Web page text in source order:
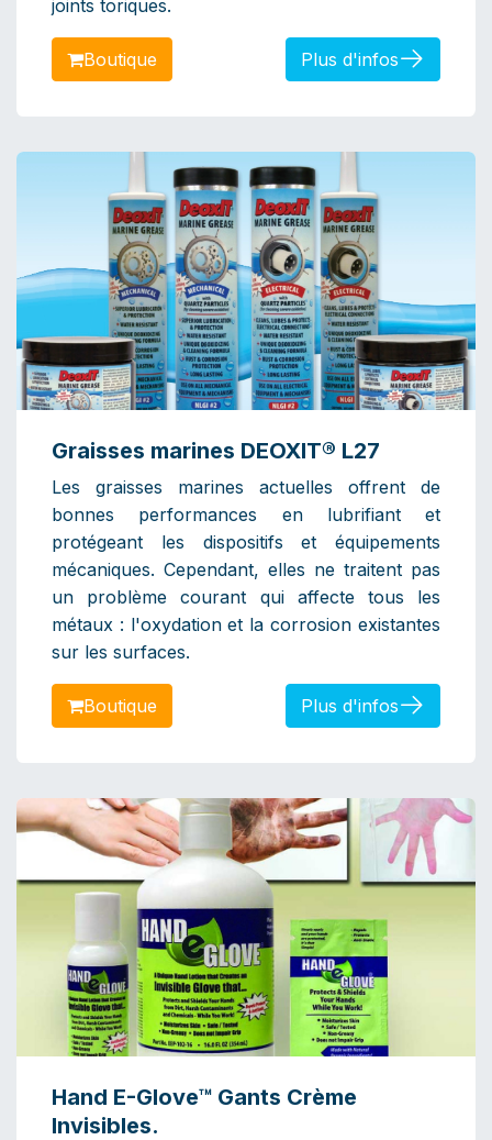
joints toriques.
Bout​​​​​​ique Plus d'infos
Graisses marines DEOXIT® L27
Les graisses marines actuelles offrent de
bonnes performances en lubrifiant et
protégeant les dispositifs et équipements
mécaniques. Cependant, elles ne traitent pas
un problème courant qui affecte tous les
métaux : l'oxydation et la corrosion existantes
sur les surfaces.
Bou​​​​​​tique Plus d'infos
Hand E-Glove™ Gants Crème
Invisibles.